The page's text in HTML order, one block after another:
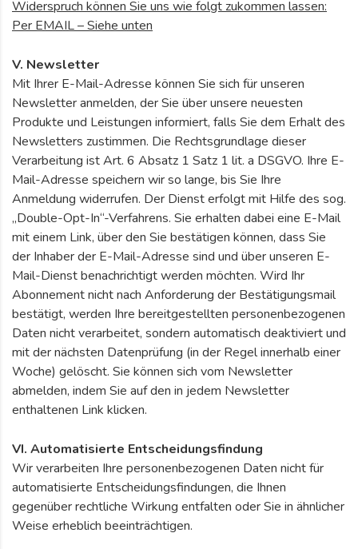
Widerspruch können Sie uns wie folgt zukommen lassen:
Per EMAIL – Siehe unten
V. Newsletter
Mit Ihrer E-Mail-Adresse können Sie sich für unseren
Newsletter anmelden, der Sie über unsere neuesten
Produkte und Leistungen informiert, falls Sie dem Erhalt des
Newsletters zustimmen. Die Rechtsgrundlage dieser
Verarbeitung ist Art. 6 Absatz 1 Satz 1 lit. a DSGVO. Ihre E-
Mail-Adresse speichern wir so lange, bis Sie Ihre
Anmeldung widerrufen. Der Dienst erfolgt mit Hilfe des sog.
„Double-Opt-In“-Verfahrens. Sie erhalten dabei eine E-Mail
mit einem Link, über den Sie bestätigen können, dass Sie
der Inhaber der E-Mail-Adresse sind und über unseren E-
Mail-Dienst benachrichtigt werden möchten. Wird Ihr
Abonnement nicht nach Anforderung der Bestätigungsmail
bestätigt, werden Ihre bereitgestellten personenbezogenen
Daten nicht verarbeitet, sondern automatisch deaktiviert und
mit der nächsten Datenprüfung (in der Regel innerhalb einer
Woche) gelöscht. Sie können sich vom Newsletter
abmelden, indem Sie auf den in jedem Newsletter
enthaltenen Link klicken.
VI. Automatisierte Entscheidungsfindung
Wir verarbeiten Ihre personenbezogenen Daten nicht für
automatisierte Entscheidungsfindungen, die Ihnen
gegenüber rechtliche Wirkung entfalten oder Sie in ähnlicher
Weise erheblich beeinträchtigen.